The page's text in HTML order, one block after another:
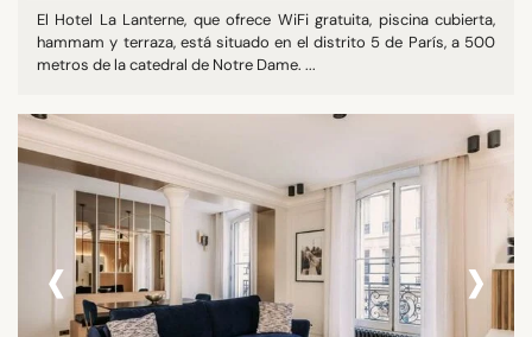
El Hotel La Lanterne, que ofrece WiFi gratuita, piscina cubierta,
hammam y terraza, está situado en el distrito 5 de París, a 500
metros de la catedral de Notre Dame. ...
‹ ›